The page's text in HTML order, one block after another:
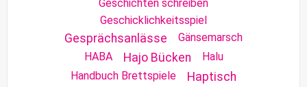
Geschichten schreiben
Geschicklichkeitsspiel
Gesprächsanlässe
Gänsemarsch
HABA
Hajo Bücken
Halu
Handbuch Brettspiele
Haptisch